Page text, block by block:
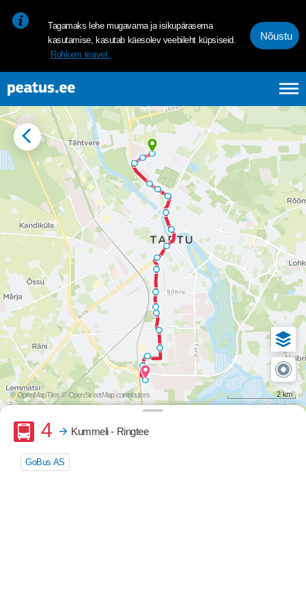
Tagamaks lehe mugavama ja isikupärasema
kasutamise, kasutab käesolev veebileht küpsiseid.
Rohkem teavet.
Nõustu
© OpenMapTiles © OpenStreetMap contributors 2 km
Buss
4 Kummeli - Ringtee
GoBus AS